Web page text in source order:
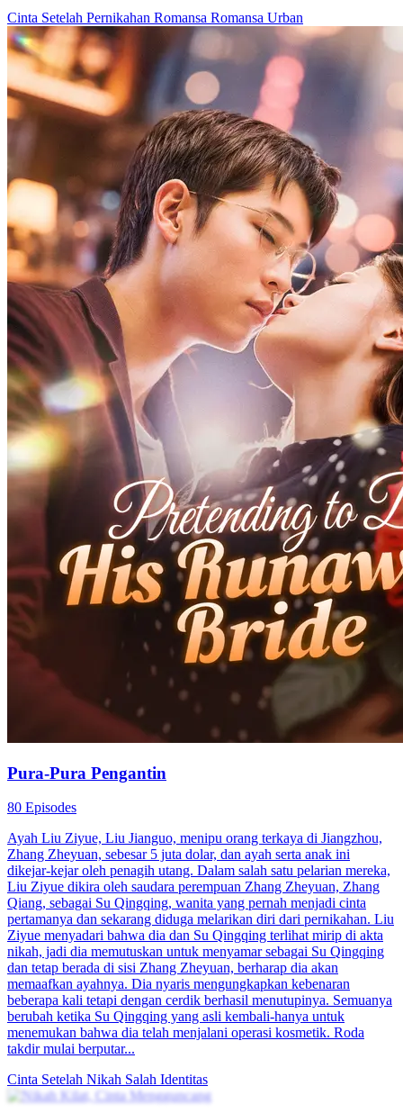
Istri Forensik Nikah Kilat
92 Episodes
Karena profesinya sebagai dokter forensik, Vivi dihina pacarnya.
Setelah menendang si berengsek, ia ke bar untuk mabuk dan tanpa
sengaja tidur dengan pamannya!Vivi: “Aku dokter forensik, orang
bilang aku berbau mayat.”Wirawan: “Aku pebisnis, orang bilang
aku bau uang. Nona Vivi, kita cocok. Mau urus surat nikah?”
Cinta Setelah PernikahanRomansaRomansa Urban